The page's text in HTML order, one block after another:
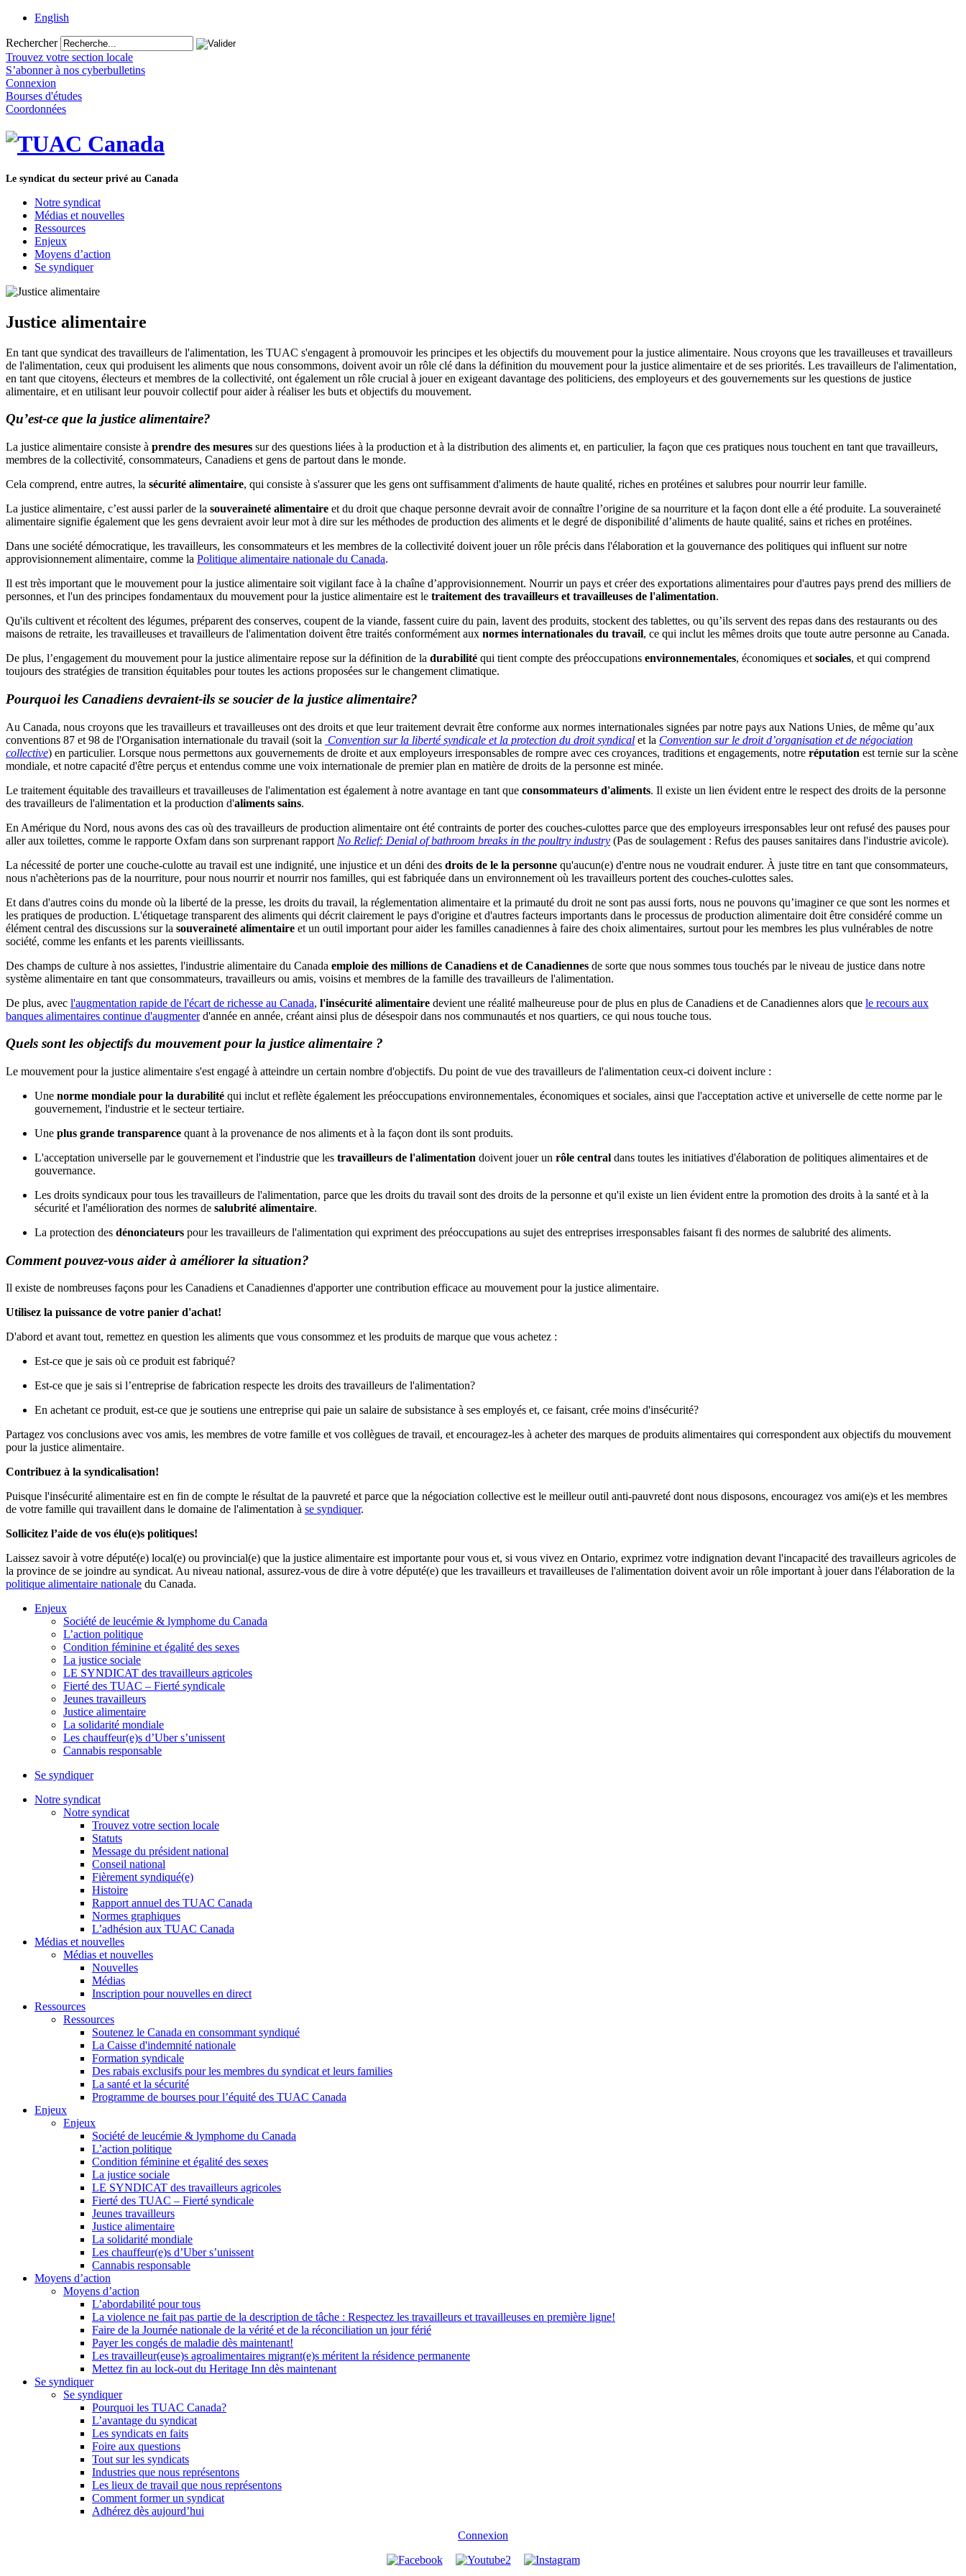
English
Rechercher
Trouvez votre section locale
S’abonner à nos cyberbulletins
Connexion
Bourses d'études
Coordonnées
Le syndicat du secteur privé au Canada
Notre syndicat
Médias et nouvelles
Ressources
Enjeux
Moyens d’action
Se syndiquer
Justice alimentaire
En tant que syndicat des travailleurs de l'alimentation, les TUAC s'engagent à promouvoir les principes et les objectifs du mouvement pour la justice alimentaire. Nous croyons que les travailleuses et travailleurs
de l'alimentation, ceux qui produisent les aliments que nous consommons, doivent avoir un rôle clé dans la définition du mouvement pour la justice alimentaire et de ses priorités. Les travailleurs de l'alimentation,
en tant que citoyens, électeurs et membres de la collectivité, ont également un rôle crucial à jouer en exigeant davantage des politiciens, des employeurs et des gouvernements sur les questions de justice
alimentaire, et en utilisant leur pouvoir collectif pour aider à réaliser les buts et objectifs du mouvement.
Qu’est-ce que la justice alimentaire?
La justice alimentaire consiste à prendre des mesures sur des questions liées à la production et à la distribution des aliments et, en particulier, la façon que ces pratiques nous touchent en tant que travailleurs,
membres de la collectivité, consommateurs, Canadiens et gens de partout dans le monde.
Cela comprend, entre autres, la sécurité alimentaire, qui consiste à s'assurer que les gens ont suffisamment d'aliments de haute qualité, riches en protéines et salubres pour nourrir leur famille.
La justice alimentaire, c’est aussi parler de la souveraineté alimentaire et du droit que chaque personne devrait avoir de connaître l’origine de sa nourriture et la façon dont elle a été produite. La souveraineté
alimentaire signifie également que les gens devraient avoir leur mot à dire sur les méthodes de production des aliments et le degré de disponibilité d’aliments de haute qualité, sains et riches en protéines.
Dans une société démocratique, les travailleurs, les consommateurs et les membres de la collectivité doivent jouer un rôle précis dans l'élaboration et la gouvernance des politiques qui influent sur notre
approvisionnement alimentaire, comme la Politique alimentaire nationale du Canada.
Il est très important que le mouvement pour la justice alimentaire soit vigilant face à la chaîne d’approvisionnement. Nourrir un pays et créer des exportations alimentaires pour d'autres pays prend des milliers de
personnes, et l'un des principes fondamentaux du mouvement pour la justice alimentaire est le traitement des travailleurs et travailleuses de l'alimentation.
Qu'ils cultivent et récoltent des légumes, préparent des conserves, coupent de la viande, fassent cuire du pain, lavent des produits, stockent des tablettes, ou qu’ils servent des repas dans des restaurants ou des
maisons de retraite, les travailleuses et travailleurs de l'alimentation doivent être traités conformément aux normes internationales du travail, ce qui inclut les mêmes droits que toute autre personne au Canada.
De plus, l’engagement du mouvement pour la justice alimentaire repose sur la définition de la durabilité qui tient compte des préoccupations environnementales, économiques et sociales, et qui comprend
toujours des stratégies de transition équitables pour toutes les actions proposées sur le changement climatique.
Pourquoi les Canadiens devraient-ils se soucier de la justice alimentaire?
Au Canada, nous croyons que les travailleurs et travailleuses ont des droits et que leur traitement devrait être conforme aux normes internationales signées par notre pays aux Nations Unies, de même qu’aux
conventions 87 et 98 de l'Organisation internationale du travail (soit la Convention sur la liberté syndicale et la protection du droit syndical et la Convention sur le droit d’organisation et de négociation
collective) en particulier. Lorsque nous permettons aux gouvernements de droite et aux employeurs irresponsables de rompre avec ces croyances, traditions et engagements, notre réputation est ternie sur la scène
mondiale, et notre capacité d'être perçus et entendus comme une voix internationale de premier plan en matière de droits de la personne est minée.
Le traitement équitable des travailleurs et travailleuses de l'alimentation est également à notre avantage en tant que consommateurs d'aliments. Il existe un lien évident entre le respect des droits de la personne
des travailleurs de l'alimentation et la production d'aliments sains.
En Amérique du Nord, nous avons des cas où des travailleurs de production alimentaire ont été contraints de porter des couches-culottes parce que des employeurs irresponsables leur ont refusé des pauses pour
aller aux toilettes, comme le rapporte Oxfam dans son surprenant rapport No Relief: Denial of bathroom breaks in the poultry industry (Pas de soulagement : Refus des pauses sanitaires dans l'industrie avicole).
La nécessité de porter une couche-culotte au travail est une indignité, une injustice et un déni des droits de le la personne qu'aucun(e) d'entre nous ne voudrait endurer. À juste titre en tant que consommateurs,
nous n'achèterions pas de la nourriture, pour nous nourrir et nourrir nos familles, qui est fabriquée dans un environnement où les travailleurs portent des couches-culottes sales.
Et dans d'autres coins du monde où la liberté de la presse, les droits du travail, la réglementation alimentaire et la primauté du droit ne sont pas aussi forts, nous ne pouvons qu’imaginer ce que sont les normes et
les pratiques de production. L'étiquetage transparent des aliments qui décrit clairement le pays d'origine et d'autres facteurs importants dans le processus de production alimentaire doit être considéré comme un
élément central des discussions sur la souveraineté alimentaire et un outil important pour aider les familles canadiennes à faire des choix alimentaires, surtout pour les membres les plus vulnérables de notre
société, comme les enfants et les parents vieillissants.
Des champs de culture à nos assiettes, l'industrie alimentaire du Canada emploie des millions de Canadiens et de Canadiennes de sorte que nous sommes tous touchés par le niveau de justice dans notre
système alimentaire en tant que consommateurs, travailleurs ou amis, voisins et membres de la famille des travailleurs de l'alimentation.
De plus, avec l'augmentation rapide de l'écart de richesse au Canada, l'insécurité alimentaire devient une réalité malheureuse pour de plus en plus de Canadiens et de Canadiennes alors que le recours aux
banques alimentaires continue d'augmenterd'année en année, créant ainsi plus de désespoir dans nos communautés et nos quartiers, ce qui nous touche tous.
Quels sont les objectifs du mouvement pour la justice alimentaire ?
Le mouvement pour la justice alimentaire s'est engagé à atteindre un certain nombre d'objectifs. Du point de vue des travailleurs de l'alimentation ceux-ci doivent inclure :
Une norme mondiale pour la durabilité qui inclut et reflète également les préoccupations environnementales, économiques et sociales, ainsi que l'acceptation active et universelle de cette norme par le
gouvernement, l'industrie et le secteur tertiaire.
Une plus grande transparence quant à la provenance de nos aliments et à la façon dont ils sont produits.
L'acceptation universelle par le gouvernement et l'industrie que les travailleurs de l'alimentation doivent jouer un rôle central dans toutes les initiatives d'élaboration de politiques alimentaires et de
gouvernance.
Les droits syndicaux pour tous les travailleurs de l'alimentation, parce que les droits du travail sont des droits de la personne et qu'il existe un lien évident entre la promotion des droits à la santé et à la
sécurité et l'amélioration des normes de salubrité alimentaire.
La protection des dénonciateurs pour les travailleurs de l'alimentation qui expriment des préoccupations au sujet des entreprises irresponsables faisant fi des normes de salubrité des aliments.
Comment pouvez-vous aider à améliorer la situation?
Il existe de nombreuses façons pour les Canadiens et Canadiennes d'apporter une contribution efficace au mouvement pour la justice alimentaire.
Utilisez la puissance de votre panier d'achat!
D'abord et avant tout, remettez en question les aliments que vous consommez et les produits de marque que vous achetez :
Est-ce que je sais où ce produit est fabriqué?
Est-ce que je sais si l’entreprise de fabrication respecte les droits des travailleurs de l'alimentation?
En achetant ce produit, est-ce que je soutiens une entreprise qui paie un salaire de subsistance à ses employés et, ce faisant, crée moins d'insécurité?
Partagez vos conclusions avec vos amis, les membres de votre famille et vos collègues de travail, et encouragez-les à acheter des marques de produits alimentaires qui correspondent aux objectifs du mouvement
pour la justice alimentaire.
Contribuez à la syndicalisation!
Puisque l'insécurité alimentaire est en fin de compte le résultat de la pauvreté et parce que la négociation collective est le meilleur outil anti-pauvreté dont nous disposons, encouragez vos ami(e)s et les membres
de votre famille qui travaillent dans le domaine de l'alimentation à se syndiquer.
Sollicitez l’aide de vos élu(e)s politiques!
Laissez savoir à votre député(e) local(e) ou provincial(e) que la justice alimentaire est importante pour vous et, si vous vivez en Ontario, exprimez votre indignation devant l'incapacité des travailleurs agricoles de
la province de se joindre au syndicat. Au niveau national, assurez-vous de dire à votre député(e) que les travailleurs et travailleuses de l'alimentation doivent avoir un rôle important à jouer dans l'élaboration de la
politique alimentaire nationale du Canada.
Enjeux
Société de leucémie & lymphome du Canada
L’action politique
Condition féminine et égalité des sexes
La justice sociale
LE SYNDICAT des travailleurs agricoles
Fierté des TUAC – Fierté syndicale
Jeunes travailleurs
Justice alimentaire
La solidarité mondiale
Les chauffeur(e)s d’Uber s’unissent
Cannabis responsable
Se syndiquer
Notre syndicat
Notre syndicat
Trouvez votre section locale
Statuts
Message du président national
Conseil national
Fièrement syndiqué(e)
Histoire
Rapport annuel des TUAC Canada
Normes graphiques
L’adhésion aux TUAC Canada
Médias et nouvelles
Médias et nouvelles
Nouvelles
Médias
Inscription pour nouvelles en direct
Ressources
Ressources
Soutenez le Canada en consommant syndiqué
La Caisse d'indemnité nationale
Formation syndicale
Des rabais exclusifs pour les membres du syndicat et leurs families
La santé et la sécurité
Programme de bourses pour l’équité des TUAC Canada
Enjeux
Enjeux
Société de leucémie & lymphome du Canada
L’action politique
Condition féminine et égalité des sexes
La justice sociale
LE SYNDICAT des travailleurs agricoles
Fierté des TUAC – Fierté syndicale
Jeunes travailleurs
Justice alimentaire
La solidarité mondiale
Les chauffeur(e)s d’Uber s’unissent
Cannabis responsable
Moyens d’action
Moyens d’action
L’abordabilité pour tous
La violence ne fait pas partie de la description de tâche : Respectez les travailleurs et travailleuses en première ligne!
Faire de la Journée nationale de la vérité et de la réconciliation un jour férié
Payer les congés de maladie dès maintenant!
Les travailleur(euse)s agroalimentaires migrant(e)s méritent la résidence permanente
Mettez fin au lock-out du Heritage Inn dès maintenant
Se syndiquer
Se syndiquer
Pourquoi les TUAC Canada?
L’avantage du syndicat
Les syndicats en faits
Foire aux questions
Tout sur les syndicats
Industries que nous représentons
Les lieux de travail que nous représentons
Comment former un syndicat
Adhérez dès aujourd’hui
Connexion